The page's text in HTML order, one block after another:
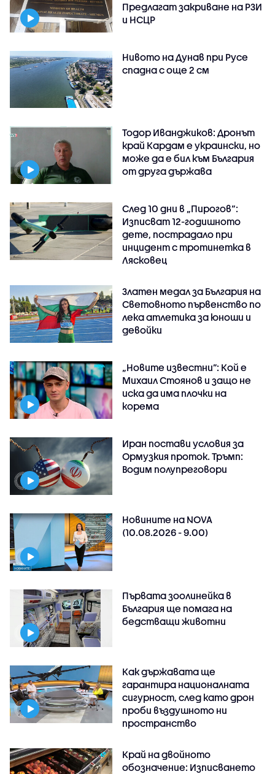
Предлагат закриване на РЗИ
и НСЦР
Нивото на Дунав при Русе
спадна с още 2 см
Тодор Иванджиков: Дронът
край Кардам е украински, но
може да е бил към България
от друга държава
След 10 дни в „Пирогов“:
Изписват 12-годишното
дете, пострадало при
инцидент с тротинетка в
Лясковец
Златен медал за България на
Световното първенство по
лека атлетика за юноши и
девойки
„Новите известни”: Кой е
Михаил Стоянов и защо не
иска да има плочки на
корема
Иран постави условия за
Ормузкия проток. Тръмп:
Водим полупреговори
Новините на NOVA
(10.08.2026 - 9.00)
Първата зоолинейка в
България ще помага на
бедстващи животни
Как държавата ще
гарантира националната
сигурност, след като дрон
проби въздушното ни
пространство
Край на двойното
обозначение: Изписването